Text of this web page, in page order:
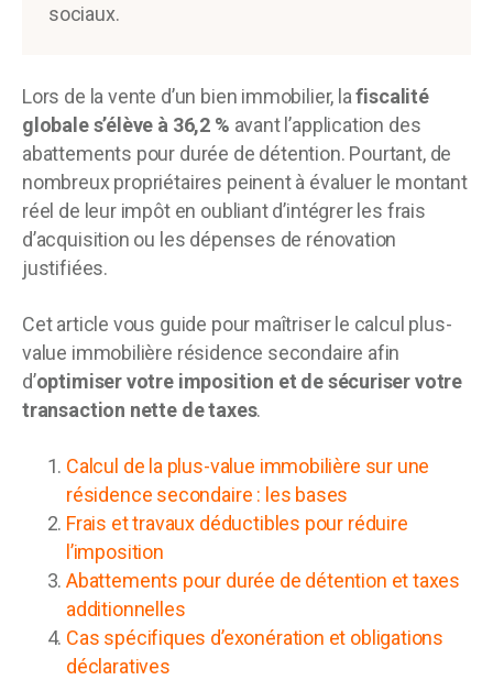
sociaux.
Lors de la vente d’un bien immobilier, lafiscalité
globale s’élève à 36,2 % avant l’application des
abattements pour durée de détention. Pourtant, de
nombreux propriétaires peinent à évaluer le montant
réel de leur impôt en oubliant d’intégrer les frais
d’acquisition ou les dépenses de rénovation
justifiées.
Cet article vous guide pour maîtriser le calcul plus-
value immobilière résidence secondaire afin
d’optimiser votre imposition et de sécuriser votre
transaction nette de taxes.
Calcul de la plus-value immobilière sur une
résidence secondaire : les bases
Frais et travaux déductibles pour réduire
l’imposition
Abattements pour durée de détention et taxes
additionnelles
Cas spécifiques d’exonération et obligations
déclaratives